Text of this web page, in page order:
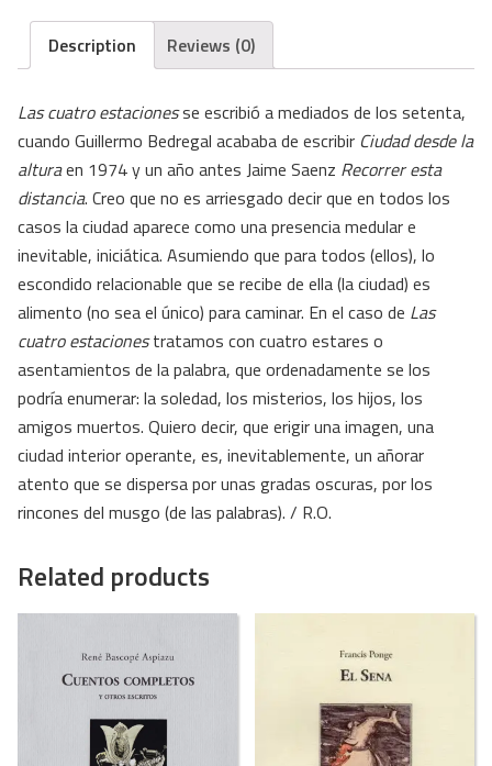
quantity
Description Reviews (0)
Las cuatro estacionesse escribió a mediados de los setenta,
cuando Guillermo Bedregal acababa de escribir Ciudad desde la
alturaen 1974 y un año antes Jaime Saenz Recorrer esta
distancia. Creo que no es arriesgado decir que en todos los
casos la ciudad aparece como una presencia medular e
inevitable, iniciática. Asumiendo que para todos (ellos), lo
escondido relacionable que se recibe de ella (la ciudad) es
alimento (no sea el único) para caminar. En el caso de Las
cuatro estacionestratamos con cuatro estares o
asentamientos de la palabra, que ordenadamente se los
podría enumerar: la soledad, los misterios, los hijos, los
amigos muertos. Quiero decir, que erigir una imagen, una
ciudad interior operante, es, inevitablemente, un añorar
atento que se dispersa por unas gradas oscuras, por los
rincones del musgo (de las palabras). / R.O.
Related products